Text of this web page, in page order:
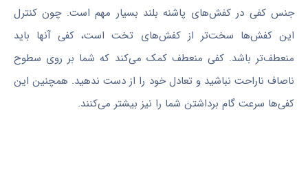
جنس کفی در کفش‌های پاشنه بلند بسیار مهم است. چون کنترل
این کفش‌ها سخت‌تر از کفش‌های تخت است، کفی آنها باید
منعطف‌تر باشد. کفی منعطف کمک می‌کند که شما بر روی سطوح
ناصاف ناراحت نباشید و تعادل خود را از دست ندهید. همچنین این
کفی‌ها سرعت گام برداشتن شما را نیز بیشتر می‌کنند.